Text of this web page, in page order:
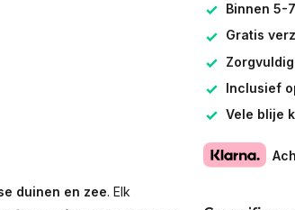
duinen en zee. Elk
Binnen 5-
Gratis
Inclusief
Vele blije